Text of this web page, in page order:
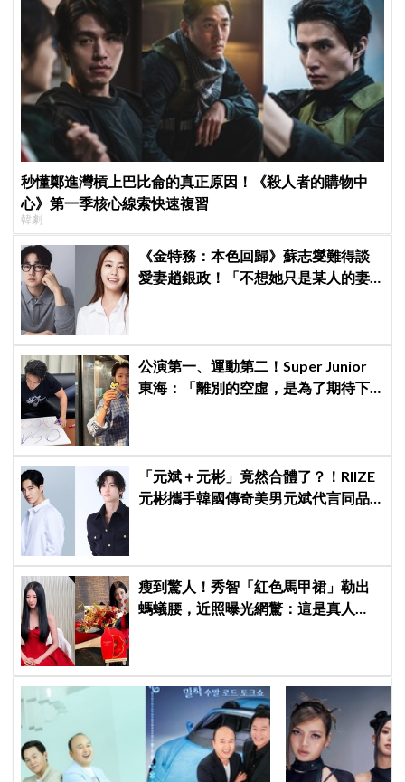
秒懂鄭進灣槓上巴比侖的真正原因！《殺人者的購物中
心》第一季核心線索快速複習
韓劇
《金特務：本色回歸》蘇志燮難得談
愛妻趙銀政！「不想她只是某人的妻
公演第一、運動第二！Super Junior
東海：「離別的空虛，是為了期待下
「元斌＋元彬」竟然合體了？！RIIZE
元彬攜手韓國傳奇美男元斌代言同品
瘦到驚人！秀智「紅色馬甲裙」勒出
螞蟻腰，近照曝光網驚：這是真人